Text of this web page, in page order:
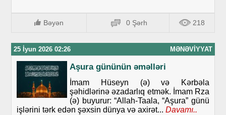
Bəyən 0 Şərh 218
25 İyun 2026 02:26 MƏNƏVIYYAT
Aşura gününün əməlləri
İmam Hüseyn (ə) və Kərbəla
şəhidlərinə əzadarlıq etmək. İmam Rza
(ə) buyurur: “Allah-Taala, “Aşura” günü
işlərini tərk edən şəxsin dünya və axirət... Davamı..